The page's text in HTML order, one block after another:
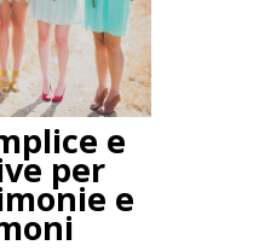
e
per
e